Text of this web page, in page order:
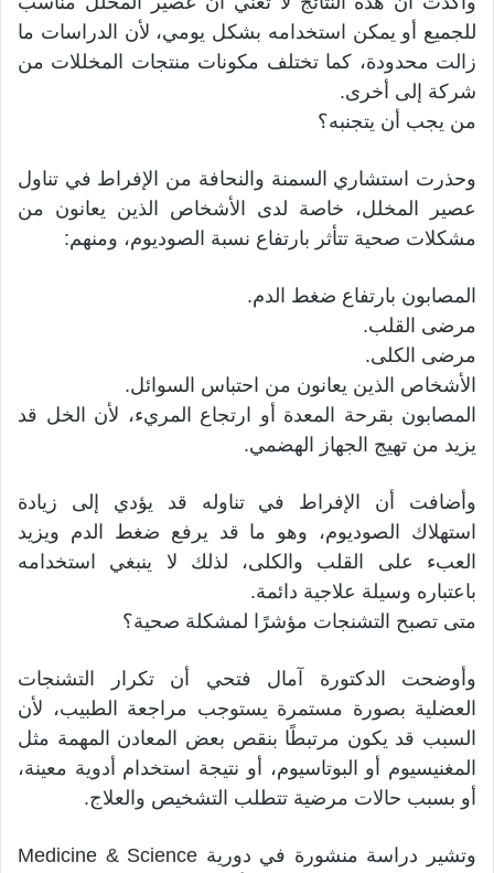
للجميع أو يمكن استخدامه بشكل يومي، لأن الدراسات ما
زالت محدودة، كما تختلف مكونات منتجات المخللات من
شركة إلى أخرى.
من يجب أن يتجنبه؟
وحذرت استشاري السمنة والنحافة من الإفراط في تناول
عصير المخلل، خاصة لدى الأشخاص الذين يعانون من
مشكلات صحية تتأثر بارتفاع نسبة الصوديوم، ومنهم:
المصابون بارتفاع ضغط الدم.
مرضى القلب.
مرضى الكلى.
الأشخاص الذين يعانون من احتباس السوائل.
المصابون بقرحة المعدة أو ارتجاع المريء، لأن الخل قد
يزيد من تهيج الجهاز الهضمي.
وأضافت أن الإفراط في تناوله قد يؤدي إلى زيادة
استهلاك الصوديوم، وهو ما قد يرفع ضغط الدم ويزيد
العبء على القلب والكلى، لذلك لا ينبغي استخدامه
باعتباره وسيلة علاجية دائمة.
متى تصبح التشنجات مؤشرًا لمشكلة صحية؟
وأوضحت الدكتورة آمال فتحي أن تكرار التشنجات
العضلية بصورة مستمرة يستوجب مراجعة الطبيب، لأن
السبب قد يكون مرتبطًا بنقص بعض المعادن المهمة مثل
المغنيسيوم أو البوتاسيوم، أو نتيجة استخدام أدوية معينة،
أو بسبب حالات مرضية تتطلب التشخيص والعلاج.
وتشير دراسة منشورة في دورية Medicine & Science